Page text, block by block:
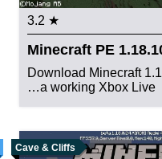
★ 3.2
Minecraft PE
Download Minecraft
a working Xbox Live…
Cave & Cliffs